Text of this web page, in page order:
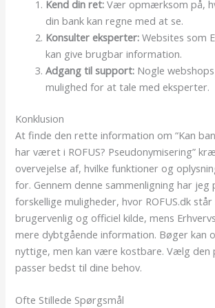
Kend din ret: Vær opmærksom på,
din bank kan regne med at se.
Konsulter eksperter: Websites som
kan give brugbar information.
Adgang til support: Nogle
mulighed for at tale med eksperter.
Konklusion
At finde den rette information om “Kan
har været i ROFUS? Pseudonymisering”
overvejelse af, hvilke funktioner og
for. Gennem denne sammenligning har
forskellige muligheder, hvor ROFUS.dk står
brugervenlig og officiel kilde, mens
mere dybtgående information. Bøger kan
nyttige, men kan være kostbare. Vælg
passer bedst til dine behov.
Ofte Stillede Spørgsmål